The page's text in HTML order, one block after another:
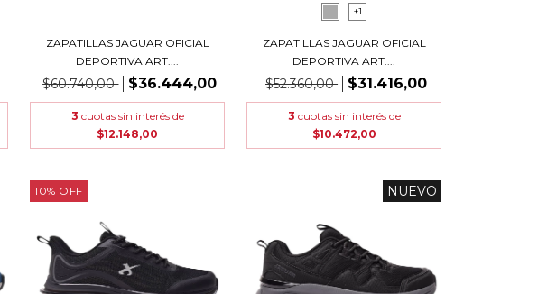
ZAPATILLAS JAGUAR OFICIAL
DEPORTIVA ART....
$60.740,00 $36.444,00
3 cuotas sin interés de
$12.148,00
+1
ZAPATILLAS JAGUAR OFICIAL
DEPORTIVA ART....
$52.360,00 $31.416,00
3 cuotas sin interés de
$10.472,00
10% OFF NUEVO